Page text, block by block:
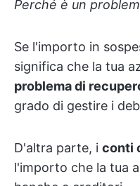
Perché è un
Se l'importo in
significa che la tua
problema di
grado di gestire i
D'altra parte, i conti
l'importo che la tua